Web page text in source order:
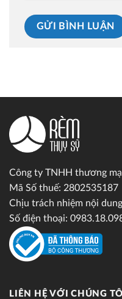
Công ty TNHH thương
Mã Số thuế: 2802535187
Chịu trách nhiệm nội
Số điện thoại:
LIÊN HỆ VỚI CHÚNG TÔI